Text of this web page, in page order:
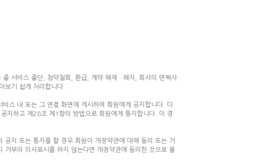
서비스 중단, 청약철회, 환급, 계약 해제ㆍ해지, 회사의 면책사
보기 쉽게 처리합니다.
스 내 또는 그 연결 화면에 게시하여 회원에게 공지합니다. 다
지하고 제28조 제1항의 방법으로 회원에게 통지합니다. 이 경
지 또는 통지를 할 경우 회원이 개정약관에 대해 동의 또는 거
부의 의사표시를 하지 않는다면 개정약관에 동의한 것으로 볼